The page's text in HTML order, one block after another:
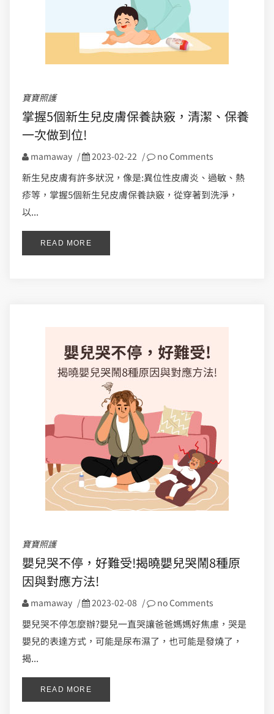
寶寶照護
掌握5個新生兒皮膚保養訣竅，清潔、保養
一次做到位!
mamaway / 2023-02-22 / no Comments
新生兒皮膚有許多狀況，像是:異位性皮膚炎、過敏、熱
疹等，掌握5個新生兒皮膚保養訣竅，從穿著到洗淨，
以...
READ MORE
寶寶照護
嬰兒哭不停，好難受!揭曉嬰兒哭鬧8種原
因與對應方法!
mamaway / 2023-02-08 / no Comments
嬰兒哭不停怎麼辦?嬰兒一直哭讓爸爸媽媽好焦慮，哭是
嬰兒的表達方式，可能是尿布濕了，也可能是發燒了，
揭...
READ MORE